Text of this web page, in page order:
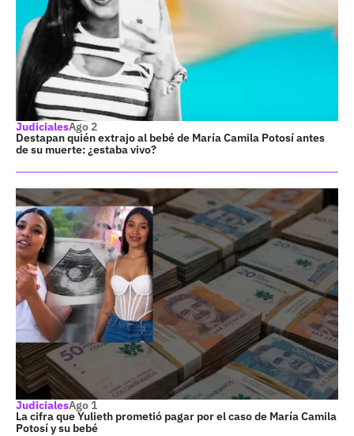
JudicialesAgo 2
Destapan quién extrajo al bebé de María Camila Potosí antes
de su muerte: ¿estaba vivo?
JudicialesAgo 1
La cifra que Yulieth prometió pagar por el caso de María Camila
Potosí y su bebé